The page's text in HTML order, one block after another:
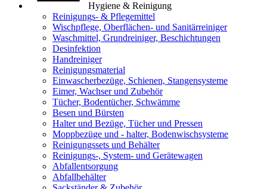
Hygiene & Reinigung
Reinigungs- & Pflegemittel
Wischpflege, Oberflächen- und Sanitärreiniger
Waschmittel, Grundreiniger, Beschichtungen
Desinfektion
Handreiniger
Reinigungsmaterial
Einwascherbezüge, Schienen, Stangensysteme
Eimer, Wachser und Zubehör
Tücher, Bodentücher, Schwämme
Besen und Bürsten
Halter und Bezüge, Tücher und Pressen
Moppbezüge und - halter, Bodenwischsysteme
Reinigungssets und Behälter
Reinigungs-, System- und Gerätewagen
Abfallentsorgung
Abfallbehälter